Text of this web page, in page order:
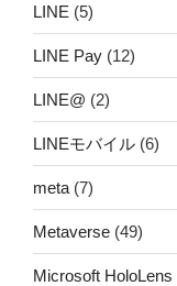
LINE (5)
LINE Pay (12)
LINE@ (2)
LINEモバイル (6)
meta (7)
Metaverse (49)
Microsoft HoloLens